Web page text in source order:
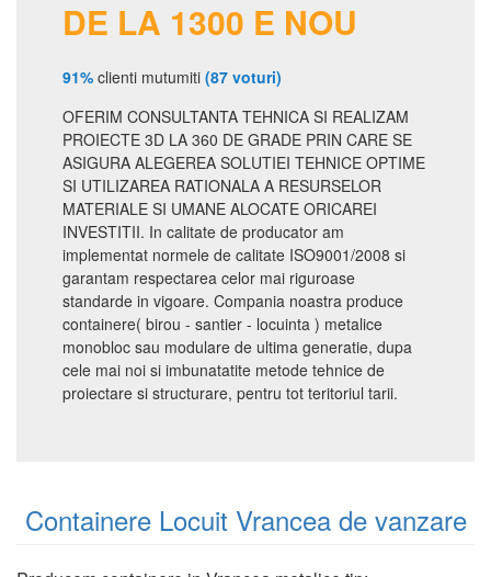
DE LA 1300 E NOU
91% clienti mutumiti (87 voturi)
OFERIM CONSULTANTA TEHNICA SI REALIZAM
PROIECTE 3D LA 360 DE GRADE PRIN CARE SE
ASIGURA ALEGEREA SOLUTIEI TEHNICE OPTIME
SI UTILIZAREA RATIONALA A RESURSELOR
MATERIALE SI UMANE ALOCATE ORICAREI
INVESTITII. In calitate de producator am
implementat normele de calitate ISO9001/2008 si
garantam respectarea celor mai riguroase
standarde in vigoare. Compania noastra produce
containere( birou - santier - locuinta ) metalice
monobloc sau modulare de ultima generatie, dupa
cele mai noi si imbunatatite metode tehnice de
proiectare si structurare, pentru tot teritoriul tarii.
Containere Locuit Vrancea de vanzare